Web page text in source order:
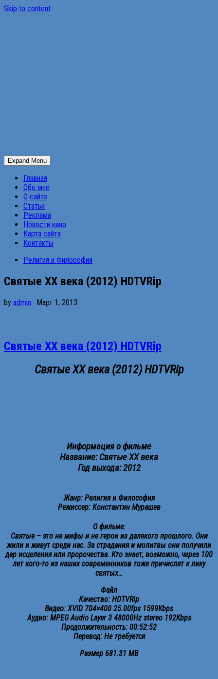
Skip to content
Expand Menu
Главная
Обо мне
О сайте
Статьи
Реклама
Новости кино
Карта сайта
Контакты
Религия и Философия
Святые XX века (2012) HDTVRip
by admin · Март 1, 2013
Святые XX века (2012) HDTVRip
Святые XX века (2012) HDTVRip
Информация о фильме
Название: Святые XX века
Год выхода: 2012
Жанр: Религия и Философия
Режиссер: Константин Мурашев
О фильме:
Святые – это не мифы и не герои из далекого прошлого. Они
жили и живут среди нас. За страдания и молитвы они получили
дар исцеления или пророчества. Кто знает, возможно, через 100
лет кого-то из наших современников тоже причислят к лику
святых…
Файл
Качество: HDTVRip
Видео: XVID 704×400 25.00fps 1599Kbps
Аудио: MPEG Audio Layer 3 48000Hz stereo 192Kbps
Продолжительность: 00:52:52
Перевод: Не требуется
Размер 681.31 MB